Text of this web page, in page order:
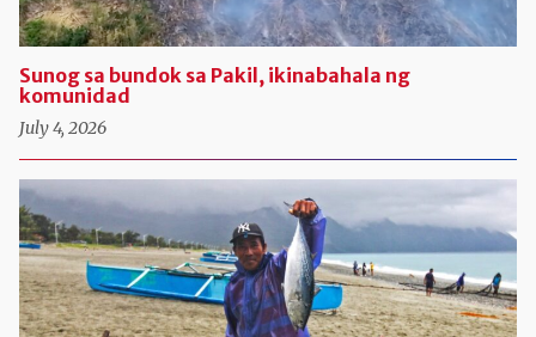
Sunog sa bundok sa Pakil, ikinabahala ng
komunidad
July 4, 2026